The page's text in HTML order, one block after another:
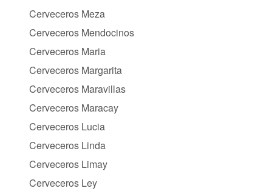
Cerveceros Meza
Cerveceros Mendocinos
Cerveceros Maria
Cerveceros Margarita
Cerveceros Maravillas
Cerveceros Maracay
Cerveceros Lucia
Cerveceros Linda
Cerveceros Limay
Cerveceros Ley